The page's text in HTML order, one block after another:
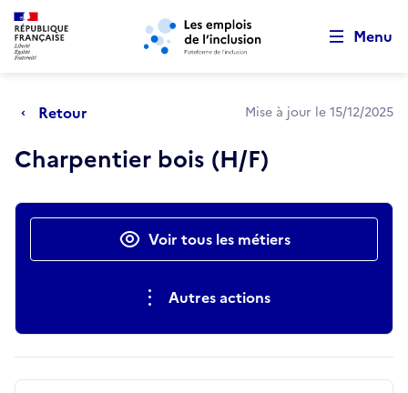
Aller au menu principal Aller au contenu principal
Menu
Retour Mise à jour le 15/12/2025
Charpentier bois (H/F)
Actions rapidesVoir tous les métiers
Autres actions
Retour au début de la page
Panneau de gestion des cookies